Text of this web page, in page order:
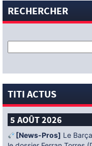
RECHERCHER
TITI ACTUS
5 AOÛT 2026
[News-Pros] Le